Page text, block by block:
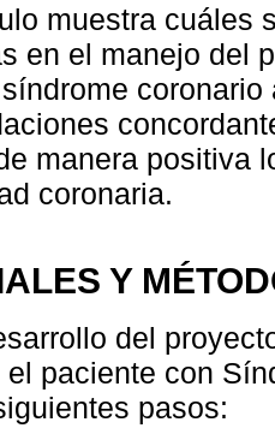
muestra cuáles
en el manejo del
manera positiva
coronaria.
Y
del
paciente con
pasos: